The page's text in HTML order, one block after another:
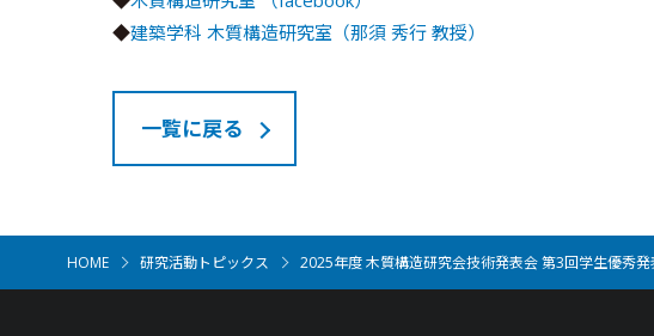
◆建築学科 木質構造研究室（那須 秀行 教授）
一覧に戻る
HOME 研究活動トピックス 2025年度 木質構造研究会技術発表会 第3回学生優秀発